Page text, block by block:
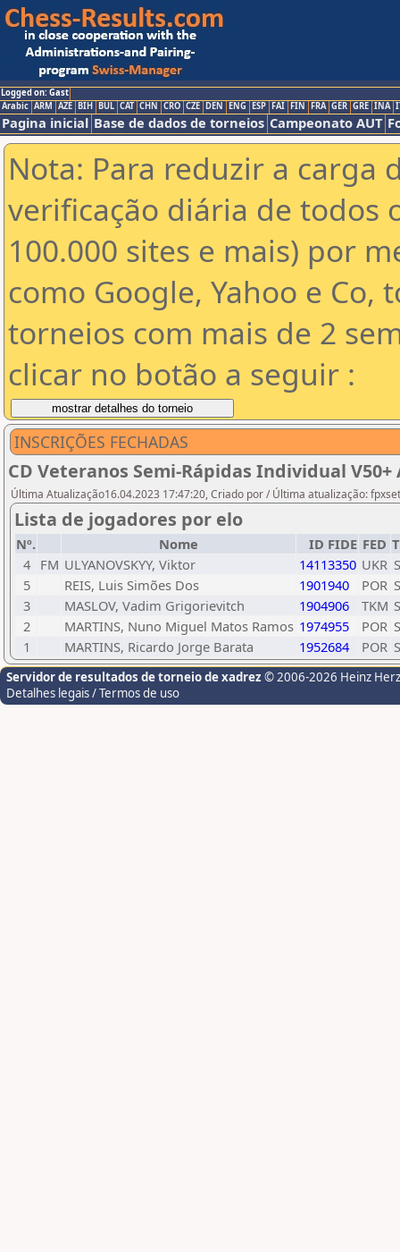
Logged on: Gast
Arabic ARM AZE BIH BUL CAT CHN CRO CZE DEN ENG ESP FAI FIN FRA GER GRE INA
Pagina inicial Base de dados de torneios Campeonato AUT
Nota: Para reduzir a carga
verificação diária de todos
100.000 sites e mais) por
como Google, Yahoo e Co,
torneios com mais de 2
clicar no botão a seguir :
INSCRIÇÕES FECHADAS
CD Veteranos Semi-Rápidas Individual V50+
Última Atualização16.04.2023 17:47:20, Criado por / Última atualização:
Lista de jogadores por elo
Nº. Nome ID FIDE FED
4
FM ULYANOVSKYY, Viktor 14113350 UKR
5
REIS, Luis Simões Dos 1901940 POR
3
MASLOV, Vadim Grigorievitch 1904906 TKM
2
MARTINS, Nuno Miguel Matos Ramos 1974955 POR
1
MARTINS, Ricardo Jorge Barata 1952684 POR
Servidor de resultados de torneio de xadrez © 2006-2026 Heinz
Detalhes legais / Termos de uso